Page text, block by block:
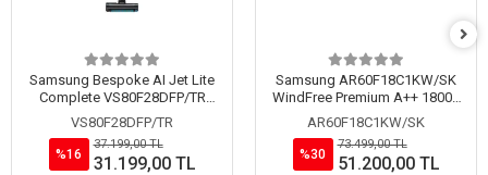
Samsung Bespoke AI Jet Lite
Complete VS80F28DFP/TR
Islak Kuru Şarjlı Dikey Süpürge
VS80F28DFP/TR
%16
37.199,00 TL
31.199,00 TL
Samsung AR60F18C1KW/SK
WindFree Premium A++ 18000
BTU Inverter Duvar Tipi Split
Klima
AR60F18C1KW/SK
%30
73.499,00 TL
51.200,00 TL